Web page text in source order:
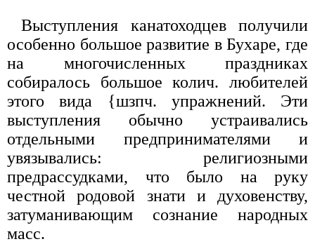
Выступления канатоходцев получили
особенно большое развитие в Бухаре, где
на многочисленных праздниках
собиралось большое колич. любителей
этого вида {шзпч. упражнений. Эти
выступления обычно устраивались
отдельными предпринимателями и
увязывались: религиозными
предрассудками, что было на руку
честной родовой знати и духовенству,
затуманивающим сознание народных
масс.